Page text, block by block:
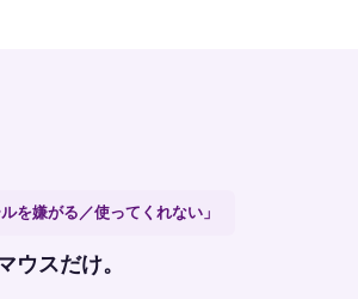
を嫌がる／使ってくれない」
ウスだけ。